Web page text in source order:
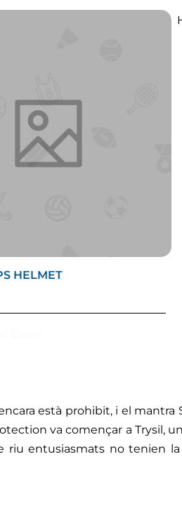
HELMET
està prohibit, i el
va començar a Trysil,
entusiasmats no tenien la